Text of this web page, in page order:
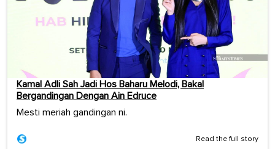
Kamal Adli Sah Jadi Hos Baharu Melodi, Bakal
Bergandingan Dengan Ain Edruce
Mesti meriah gandingan ni.
Read the full story